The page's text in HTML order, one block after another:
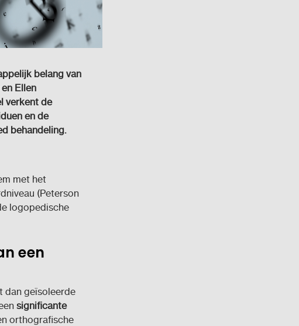
belang van
Ellen
verkent de
en de
behandeling.
met het
(Peterson
logopedische
een
dan geïsoleerde
significante
orthografische